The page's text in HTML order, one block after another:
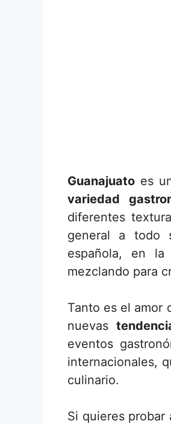
Guanajuato es
variedad
diferentes
general a todo
española, en la
mezclando para
Tanto es el amor
nuevas
eventos
internacionales,
culinario.
Si quieres probar